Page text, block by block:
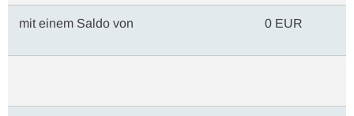
mit einem Saldo von 0 EUR